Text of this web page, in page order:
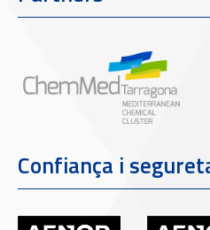
Confiança i